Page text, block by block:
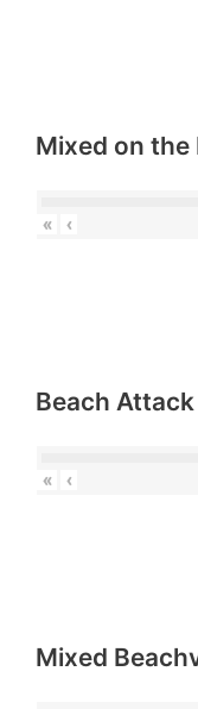
Mixed on the
« ‹
Beach
« ‹
Mixed